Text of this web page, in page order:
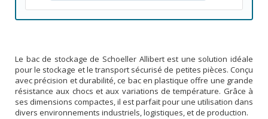
Le bac de stockage de Schoeller Allibert est une solution idéale
pour le stockage et le transport sécurisé de petites pièces. Conçu
avec précision et durabilité, ce bac en plastique offre une grande
résistance aux chocs et aux variations de température. Grâce à
ses dimensions compactes, il est parfait pour une utilisation dans
divers environnements industriels, logistiques, et de production.